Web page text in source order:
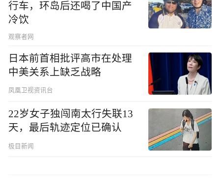
行车，环岛后还喝了中国产
冷饮
观察者网
日本前首相批评高市在处理
中美关系上缺乏战略
凤凰卫视资讯台
22岁女子独闯南太行失联13
天，最后轨迹定位已确认
极目新闻